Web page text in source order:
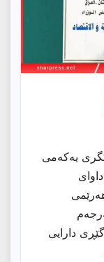
یەکەمی
دارایی